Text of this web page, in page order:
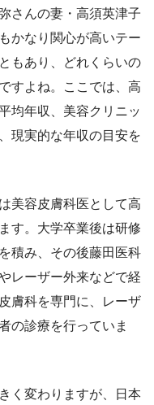
さんの妻・高須英津子
かなり関心が高いテー
もあり、どれくらいの
すよね。ここでは、高
均年収、美容クリニッ
現実的な年収の目安を
美容皮膚科医として高
す。大学卒業後は研修
積み、その後藤田医科
レーザー外来などで経
膚科を専門に、レーザ
の診療を行っていま
く変わりますが、日本